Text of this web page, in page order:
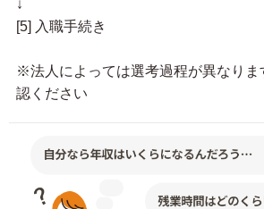
↓
[5] 入職手続き
※法人によっては選考過程が異なりま
認ください